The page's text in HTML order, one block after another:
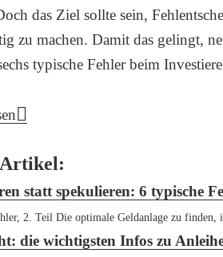
das Ziel sollte sein,
zu machen. Damit das gelingt,
typische Fehler beim
statt spekulieren: 6 typische
statt spekulieren: 6 typische
2. Teil Die optimale Geldanlage zu finden,
die wichtigsten Infos zu